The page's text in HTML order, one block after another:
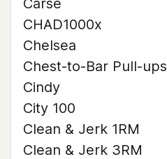
Carse
CHAD1000x
Chelsea
Chest-to-Bar Pull-ups
Cindy
City 100
Clean & Jerk 1RM
Clean & Jerk 3RM